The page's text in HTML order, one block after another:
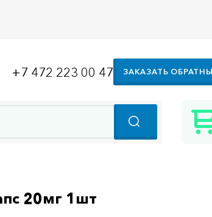
+7 472 223 00 47 ЗАКАЗАТЬ
20мг 1шт